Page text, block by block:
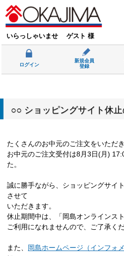
いらっしゃいませ ゲスト 様
ログイン
新規会員
登録
○○ ショッピングサイト休
たくさんのお中元のご注文をいただ
お中元のご注文受付は8月3日(月)
た。
誠に勝手ながら、ショッピングサイ
させて
いただきます。
休止期間中は、「岡島オンラインス
ご利用になれませんので、ご了承くだ
また、 岡島ホームページ（インフォ